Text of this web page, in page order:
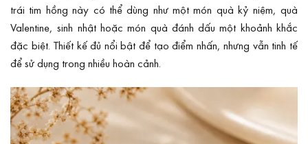
trái tim hồng này có thể dùng như một món quà kỷ niệm, quà
Valentine, sinh nhật hoặc món quà đánh dấu một khoảnh khắc
đặc biệt. Thiết kế đủ nổi bật để tạo điểm nhấn, nhưng vẫn tinh tế
để sử dụng trong nhiều hoàn cảnh.